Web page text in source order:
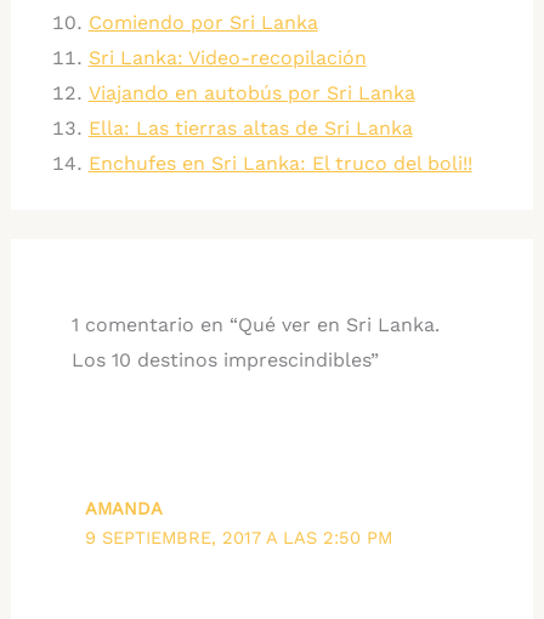
Comiendo por Sri Lanka
Sri Lanka: Video-recopilación
Viajando en autobús por Sri Lanka
Ella: Las tierras altas de Sri Lanka
Enchufes en Sri Lanka: El truco del boli!!
1 comentario en “Qué ver en Sri Lanka.
Los 10 destinos imprescindibles”
AMANDA
9 SEPTIEMBRE, 2017 A LAS 2:50 PM